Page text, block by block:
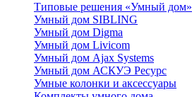
Типовые решения «Умный дом»
Умный дом SIBLING
Умный дом Digma
Умный дом Livicom
Умный дом Ajax Systems
Умный дом АСКУЭ Ресурс
Умные колонки и аксессуары